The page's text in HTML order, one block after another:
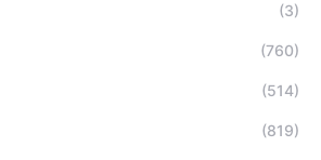
(3)
(760)
(514)
(819)